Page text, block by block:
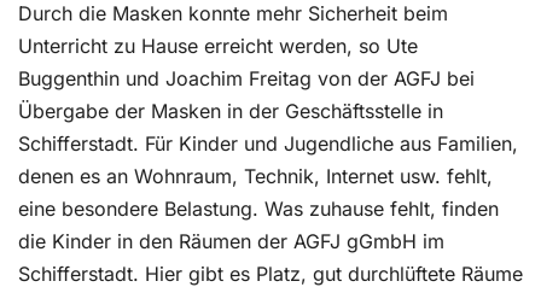
Durch die Masken konnte mehr Sicherheit beim
Unterricht zu Hause erreicht werden, so Ute
Buggenthin und Joachim Freitag von der AGFJ bei
Übergabe der Masken in der Geschäftsstelle in
Schifferstadt. Für Kinder und Jugendliche aus Familien,
denen es an Wohnraum, Technik, Internet usw. fehlt,
eine besondere Belastung. Was zuhause fehlt, finden
die Kinder in den Räumen der AGFJ gGmbH im
Schifferstadt. Hier gibt es Platz, gut durchlüftete Räume